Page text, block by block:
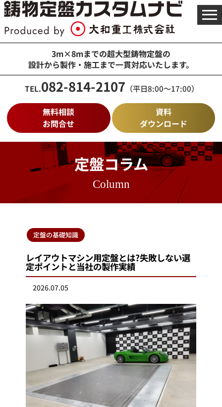
3m×8mまでの超大型鋳物定盤の
設計から製作・施工まで一貫対応いたします。
TEL.082-814-2107 （平日8:00～17:00）
無料相談
お問合せ
資料
ダウンロード
メ
ニ
ー
く
定盤コラム
Column
定盤の基礎知識
レイアウトマシン用定盤とは?失敗しない選
定ポイントと当社の製作実績
2026.07.05